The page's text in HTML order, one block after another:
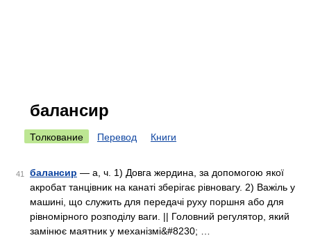
балансир
Толкование Перевод Книги
41 балансир — а, ч. 1) Довга жердина, за допомогою якої
акробат танцівник на канаті зберігає рівновагу. 2) Важіль у
машині, що служить для передачі руху поршня або для
рівномірного розподілу ваги. || Головний регулятор, який
замінює маятник у механізмі&#8230; …